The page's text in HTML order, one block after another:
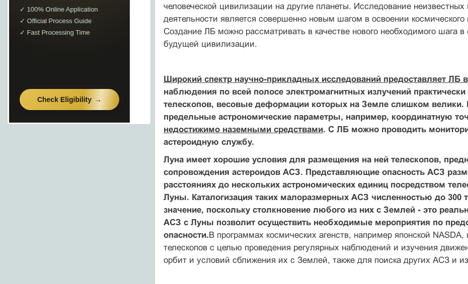
человеческой цивилизации на другие планеты. Исследование
деятельности является совершенно новым шагом в освоении
Создание ЛБ можно рассматривать в качестве нового необходимого шага
будущей цивилизации.
Широкий спектр научно-прикладных исследований предоставляет ЛБ
наблюдения по всей полосе электромагнитных излучений
телескопов, весовые деформации которых на Земле слишком
предельные астрономические параметры, например, координатную
недостижимо наземными средствами. С ЛБ можно проводить
астероидную службу.
Луна имеет хорошие условия для размещения на ней телескопов,
сопровождения астероидов АСЗ. Представляющие опасность АСЗ
расстояниях до нескольких астрономических единиц посредством
Луны. Каталогизация таких малоразмерных АСЗ численностью до 300
значение, поскольку столкновение любого из них с Землей - это
АСЗ с Луны позволит осуществить необходимые мероприятия по
опасности.В программах космических агенств, например японской
телескопов с целью проведения регулярных наблюдений и изучения
орбит и условий сближения их с Землей, также для поиска других АСЗ и